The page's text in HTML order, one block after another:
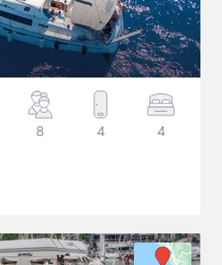
8 4 4